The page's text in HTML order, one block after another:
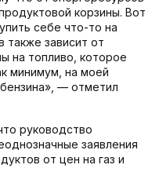
корзины. Вот
себе что-то на
также зависит от
на топливо, которое
минимум, на моей
— отметил
руководство
заявления
от цен на газ и